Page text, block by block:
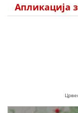
Апликација